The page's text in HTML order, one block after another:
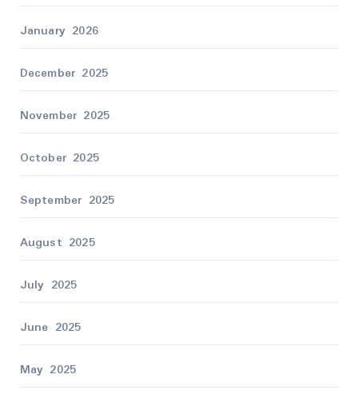
January 2026
December 2025
November 2025
October 2025
September 2025
August 2025
July 2025
June 2025
May 2025